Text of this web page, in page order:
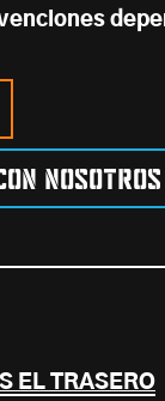
nosotros
EL TRASERO